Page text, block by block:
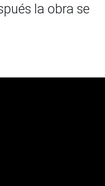
la obra se